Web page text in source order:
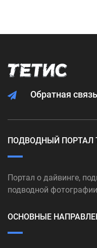
Обратная связь
ПОДВОДНЫЙ ПОРТАЛ
Портал о дайвинге,
подводной
ОСНОВНЫЕ